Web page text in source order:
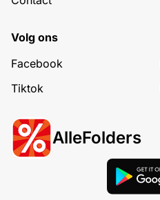
Volg ons
Facebook
Tiktok
AlleFolders